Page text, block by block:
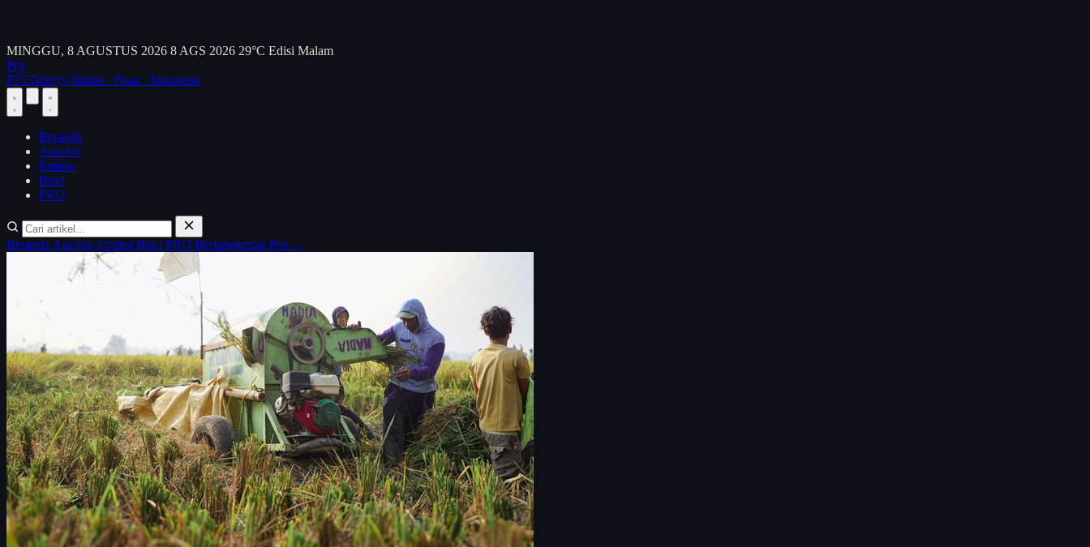
MINGGU, 8 AGUSTUS 2026 8 AGS 2026 29°C Edisi Malam
Pro
FEEDberry Bisnis · Pasar · Indonesia
Beranda
Analisis
Emiten
Brief
PRO
Beranda Analisis Emiten BriefPRO Berlangganan Pro →